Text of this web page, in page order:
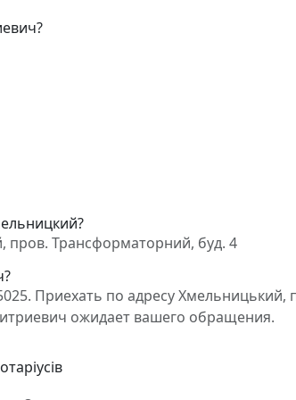
пров. Трансформаторний, буд. 4
Приехать по адресу Хмельницький,
ожидает вашего обращения.